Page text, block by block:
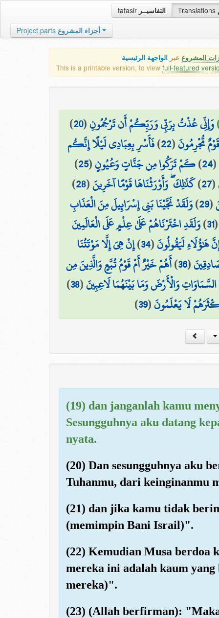
tafasir التفاسيــر Translations
Project parts أجزاء المشروع
المشروع عبر الواجهة الرئيسية
This is a printable version, to view full-featured
وَإِنِّي عُذْتُ بِرَبِّي وَرَبِّكُمْ أَن تَرْجُمُونِ(
20
)
مُّجْرِمُونَ(
22
)فَأَسْرِ بِعِبَادِي لَيْلًا إِنَّكُم
(
24
)كَمْ تَرَكُوا مِن جَنَّاتٍ وَعُيُونٍ(
25
)
(
27
)كَذَٰلِكَ ۖ وَأَوْرَثْنَاهَا قَوْمًا آخَرِينَ(
28
)
(
29
)وَلَقَدْ نَجَّيْنَا بَنِي إِسْرَائِيلَ مِنَ الْعَذَابِ
31
)وَلَقَدِ اخْتَرْنَاهُمْ عَلَىٰ عِلْمٍ عَلَى الْعَالَمِينَ
هَٰؤُلَاءِ لَيَقُولُونَ(
34
)إِنْ هِيَ إِلَّا مَوْتَتُنَا
(
36
)أَهُمْ خَيْرٌ أَمْ قَوْمُ تُبَّعٍ وَالَّذِينَ مِن
وَالْأَرْضَ وَمَا بَيْنَهُمَا لَاعِبِينَ(
38
)
لَا يَعْلَمُونَ(
39
)
(19) dan janganlah kamu
Sesungguhnya aku datang
nyata.
(20) Dan sesungguhnya aku
Tuhanmu, dari keinginanmu
(21) dan jika kamu tidak
(memimpin Bani Israil)".
(22) Kemudian Musa berdoa
mereka ini adalah kaum yang
mereka)".
(23) (Allah berfirman):